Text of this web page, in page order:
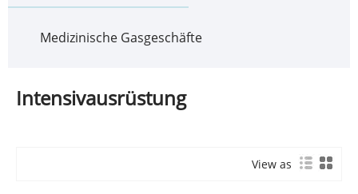
Medizinische Gasgeschäfte
Intensivausrüstung
View as